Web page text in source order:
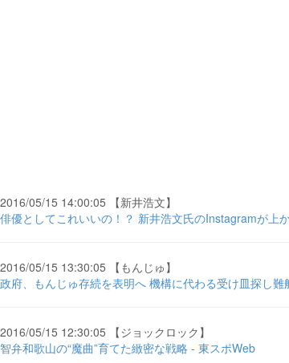
2016/05/15 14:00:05 【新井浩文】
俳優としてこれいいの！？ 新井浩文氏のInstagramが上
2016/05/15 13:30:05 【もんじゅ】
政府、もんじゅ存続を表明へ 機構に代わる受け皿探し難
2016/05/15 12:30:05 【ジョックロック】
智弁和歌山の“魔曲”育てた緻密な戦略 - 東スポWeb